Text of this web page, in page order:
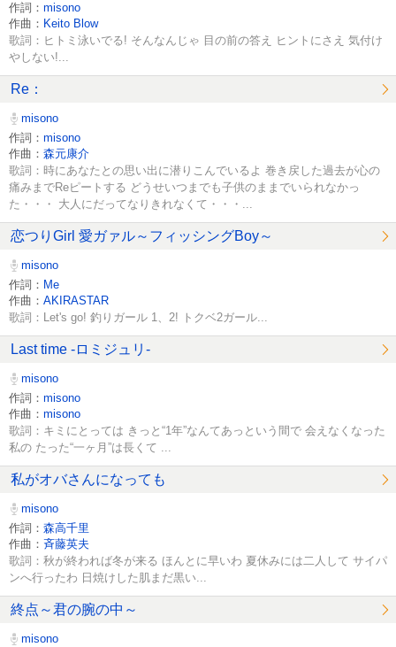
作詞： misono
作曲： Keito Blow
歌詞：ヒトミ泳いでる! そんなんじゃ 目の前の答え ヒントにさえ 気付け
やしない!...
Re：
misono
作詞： misono
作曲： 森元康介
歌詞：時にあなたとの思い出に潜りこんでいるよ 巻き戻した過去が心の
痛みまでReピートする どうせいつまでも子供のままでいられなかっ
た・・・ 大人にだってなりきれなくて・・・...
恋つりGirl 愛ガァル～フィッシングBoy～
misono
作詞： Me
作曲： AKIRASTAR
歌詞：Let's go! 釣りガール 1、2! トクベ2ガール...
Last time -ロミジュリ-
misono
作詞： misono
作曲： misono
歌詞：キミにとっては きっと“1年”なんてあっという間で 会えなくなった
私の たった“一ヶ月”は長くて ...
私がオバさんになっても
misono
作詞： 森高千里
作曲： 斉藤英夫
歌詞：秋が終われば冬が来る ほんとに早いわ 夏休みには二人して サイパ
ンへ行ったわ 日焼けした肌まだ黒い...
終点～君の腕の中～
misono